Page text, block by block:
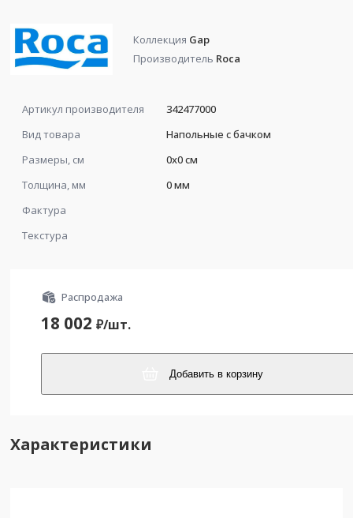
Коллекция Gap
Производитель Roca
Артикул производителя
342477000
Вид товара
Напольные с бачком
Размеры, см
0x0 см
Толщина, мм
0 мм
Фактура
Текстура
Распродажа
18 002 ₽/шт.
Добавить в корзину
Характеристики